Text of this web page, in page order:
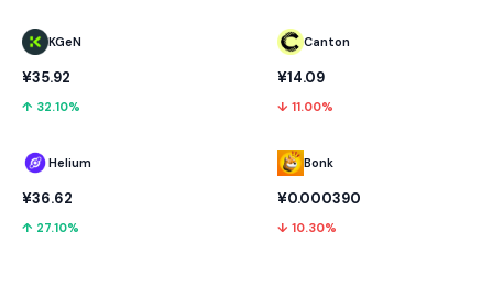
KGeN
¥35.92
↑ 32.10%
Helium
¥36.62
↑ 27.10%
Canton
¥14.09
↓ 11.00%
Bonk
¥0.000390
↓ 10.30%